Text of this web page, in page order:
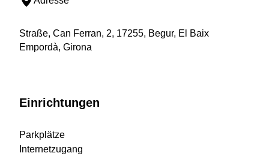
Straße, Can Ferran, 2, 17255, Begur, El Baix
Empordà, Girona
Einrichtungen
Parkplätze
Internetzugang